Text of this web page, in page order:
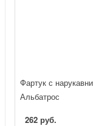
Фартук с
Альбатрос
262 руб.